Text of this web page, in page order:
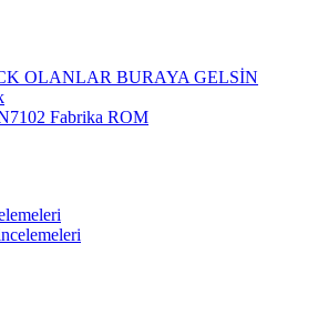
OLANLAR BURAYA GELSİN
Fabrika ROM